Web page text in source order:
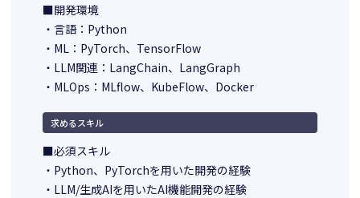
■開発環境
・言語：Python
・ML：PyTorch、TensorFlow
・LLM関連：LangChain、LangGraph
・MLOps：MLflow、KubeFlow、Docker
求めるスキル
■必須スキル
・Python、PyTorchを用いた開発の経験
・LLM/生成AIを用いたAI機能開発の経験